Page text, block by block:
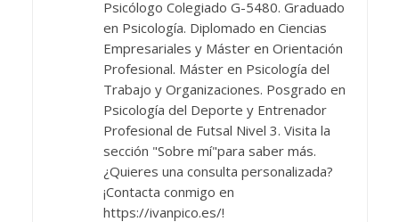
Psicólogo Colegiado G-5480. Graduado
en Psicología. Diplomado en Ciencias
Empresariales y Máster en Orientación
Profesional. Máster en Psicología del
Trabajo y Organizaciones. Posgrado en
Psicología del Deporte y Entrenador
Profesional de Futsal Nivel 3. Visita la
sección "Sobre mí"para saber más.
¿Quieres una consulta personalizada?
¡Contacta conmigo en
https://ivanpico.es/!